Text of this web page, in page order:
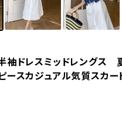
袖ドレスミッドレングス
ースカジュアル気質スカー